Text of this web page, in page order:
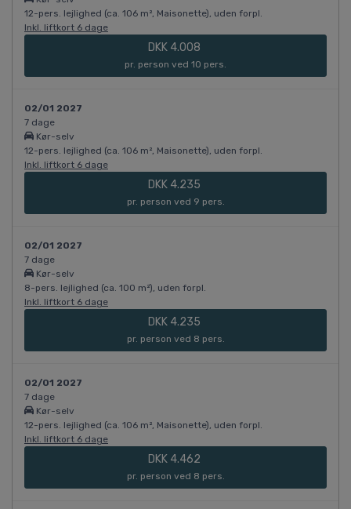
12-pers. lejlighed (ca. 106 m², Maisonette), uden forpl.
Inkl. liftkort 6 dage
DKK 4.008
pr. person ved 10 pers.
02/01 2027
7 dage
Kør-selv
12-pers. lejlighed (ca. 106 m², Maisonette), uden forpl.
Inkl. liftkort 6 dage
DKK 4.235
pr. person ved 9 pers.
02/01 2027
7 dage
Kør-selv
8-pers. lejlighed (ca. 100 m²), uden forpl.
Inkl. liftkort 6 dage
DKK 4.235
pr. person ved 8 pers.
02/01 2027
7 dage
Kør-selv
12-pers. lejlighed (ca. 106 m², Maisonette), uden forpl.
Inkl. liftkort 6 dage
DKK 4.462
pr. person ved 8 pers.